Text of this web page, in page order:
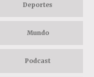
Deportes
Mundo
Podcast